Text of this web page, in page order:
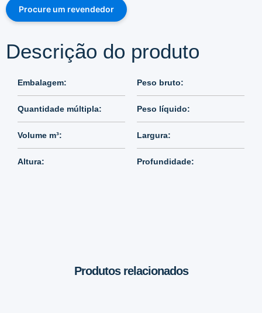
Procure um revendedor
Descrição do produto
Embalagem:
Quantidade múltipla:
Volume m³:
Altura:
Peso bruto:
Peso líquido:
Largura:
Profundidade:
Produtos relacionados